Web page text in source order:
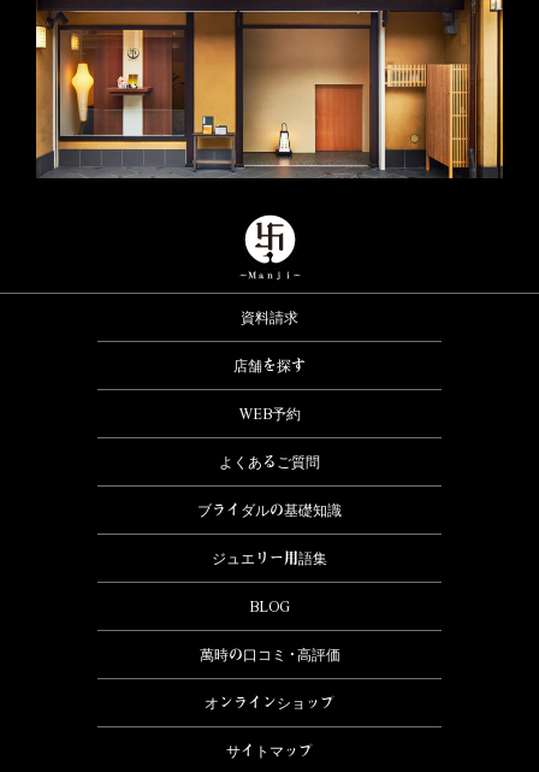
資料請求
店舗を探す
WEB予約
よくあるご質問
ブライダルの基礎知識
ジュエリー用語集
BLOG
萬時の口コミ・高評価
オンラインショップ
サイトマップ